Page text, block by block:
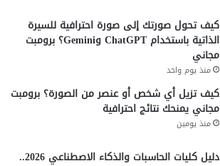
كيف تحول صورتك إلى صورة احترافية للسيرة
الذاتية باستخدام ChatGPT وGemini؟ برومبت
مجاني
منذ يوم واحد
كيف تزيل أي شخص أو عنصر من الصورة؟ برومبت
مجاني يمنحك نتائج احترافية
منذ يومين
دليل كليات الحاسبات والذكاء الاصطناعي 2026..